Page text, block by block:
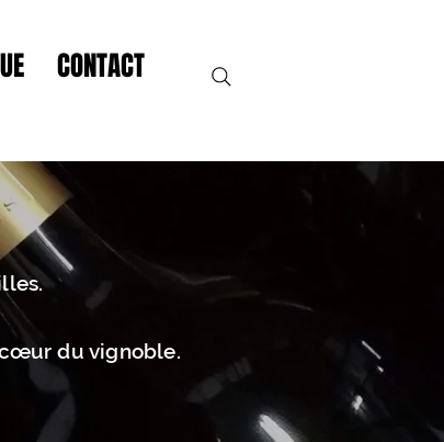
CONTACT
du vignoble.